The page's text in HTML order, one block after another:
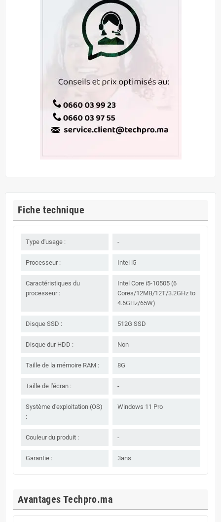
Fiche technique
Type d'usage : -
Processeur : Intel i5
Caractéristiques du
processeur :
Intel Core i5-10505 (6
Cores/12MB/12T/3.2GHz to
4.6GHz/65W)
Disque SSD : 512G SSD
Disque dur HDD : Non
Taille de la mémoire RAM : 8G
Taille de l'écran : -
Système d'exploitation (OS)
:
Windows 11 Pro
Couleur du produit : -
Garantie : 3ans
Avantages Techpro.ma